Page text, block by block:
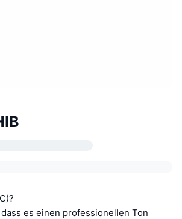
es einen professionellen Ton